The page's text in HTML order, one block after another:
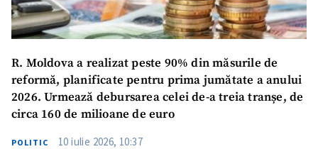
R. Moldova a realizat peste 90% din măsurile de
reformă, planificate pentru prima jumătate a anului
2026. Urmează debursarea celei de-a treia tranșe, de
circa 160 de milioane de euro
POLITIC 10 iulie 2026, 10:37